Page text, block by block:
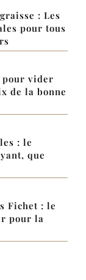
: Les
pour tous
pour vider
de la bonne
: le
que
Fichet : le
pour la